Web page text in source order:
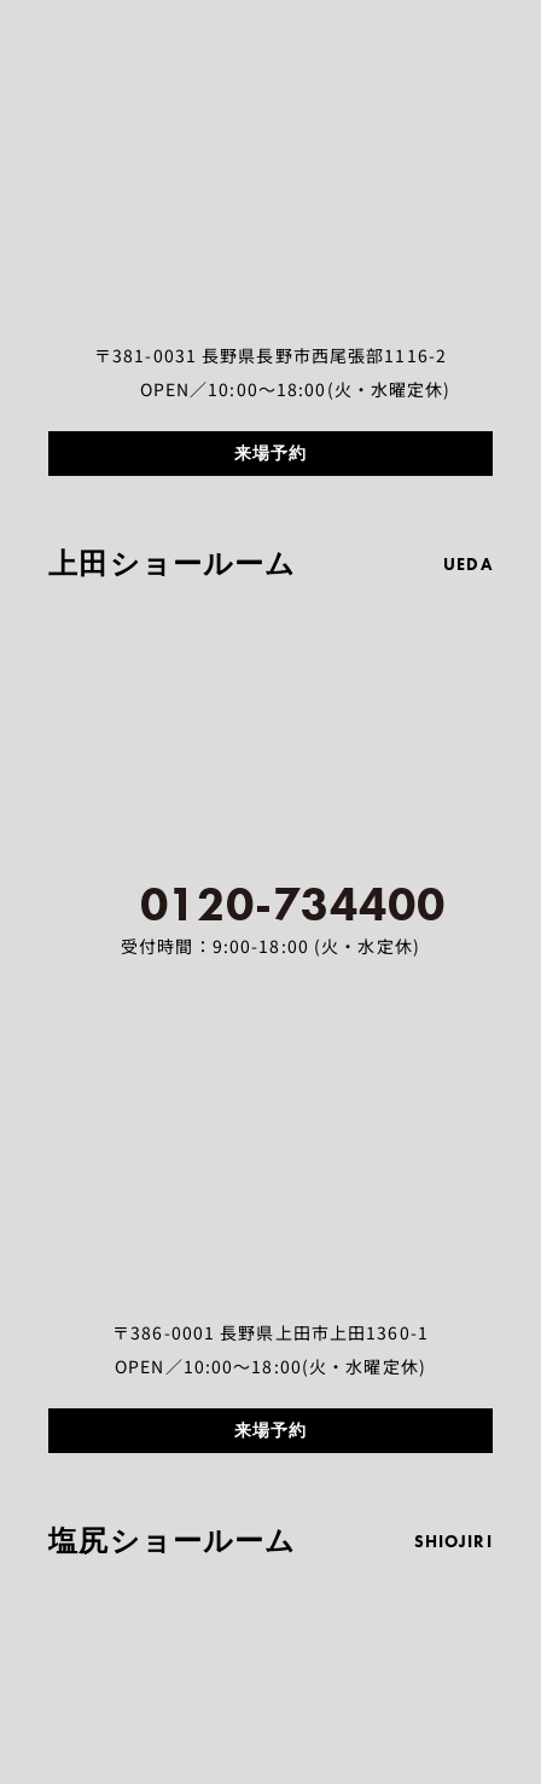
〒381-0031 長野県長野市西尾張部1116-2
OPEN／10:00～18:00(火・水曜定休)
来場予約
上田ショールーム UEDA
0120-734400
受付時間：9:00-18:00 (火・水定休)
〒386-0001 長野県上田市上田1360-1
OPEN／10:00～18:00(火・水曜定休)
来場予約
塩尻ショールーム SHIOJIRI